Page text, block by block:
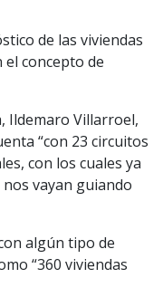
de las viviendas
concepto de
Ildemaro Villarroel,
“con 23 circuitos
con los cuales ya
vayan guiando
algún tipo de
“360 viviendas